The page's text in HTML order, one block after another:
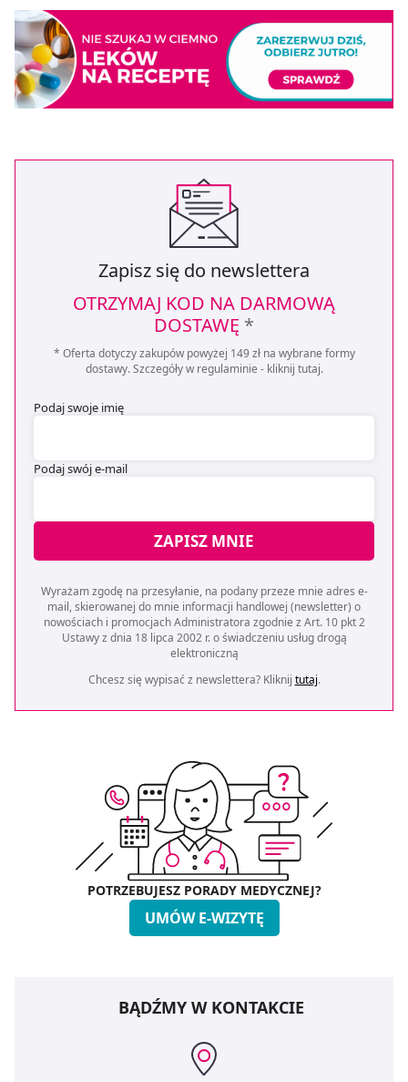
Zapisz się do newslettera
OTRZYMAJ KOD NA DARMOWĄ
DOSTAWĘ *
* Oferta dotyczy zakupów powyżej 149 zł na wybrane formy
dostawy. Szczegóły w regulaminie - kliknij tutaj.
Podaj swoje imię
Podaj swój e-mail
ZAPISZ MNIE
Wyrażam zgodę na przesyłanie, na podany przeze mnie adres e-
mail, skierowanej do mnie informacji handlowej (newsletter) o
nowościach i promocjach Administratora zgodnie z Art. 10 pkt 2
Ustawy z dnia 18 lipca 2002 r. o świadczeniu usług drogą
elektroniczną
Chcesz się wypisać z newslettera? Kliknij tutaj.
POTRZEBUJESZ PORADY MEDYCZNEJ?
UMÓW E-WIZYTĘ
BĄDŹMY W KONTAKCIE